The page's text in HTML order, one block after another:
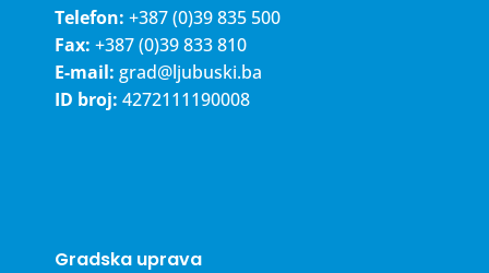
Telefon: +387 (0)39 835 500
Fax: +387 (0)39 833 810
E-mail: grad@ljubuski.ba
ID broj: 4272111190008
Gradska uprava